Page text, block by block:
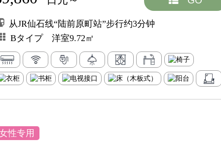
从JR仙石线“陆前原町站”步行约3分钟
Bタイプ 洋室9.72㎡
性专用